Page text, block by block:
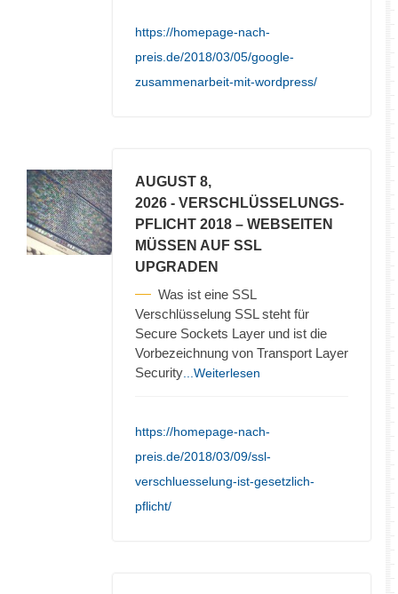
https://homepage-nach-
preis.de/2018/03/05/google-
zusammenarbeit-mit-wordpress/
AUGUST 8,
2026 - VERSCHLÜSSELUNGS-
PFLICHT 2018 – WEBSEITEN
MÜSSEN AUF SSL
UPGRADEN
Was ist eine SSL
Verschlüsselung SSL steht für
Secure Sockets Layer und ist die
Vorbezeichnung von Transport Layer
Security ...Weiterlesen
https://homepage-nach-
preis.de/2018/03/09/ssl-
verschluesselung-ist-gesetzlich-
pflicht/